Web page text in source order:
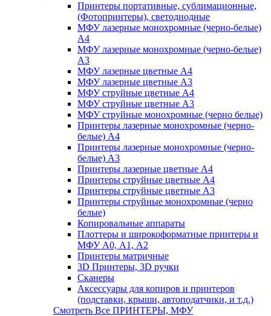
Принтеры портативные, сублимационные,
(Фотопринтеры), светодиодные
МФУ лазерные монохромные (черно-белые)
A4
МФУ лазерные монохромные (черно-белые)
A3
МФУ лазерные цветные A4
МФУ лазерные цветные A3
МФУ струйные цветные A4
МФУ струйные цветные A3
МФУ струйные монохромные (черно белые)
Принтеры лазерные монохромные (черно-
белые) A4
Принтеры лазерные монохромные (черно-
белые) A3
Принтеры лазерные цветные A4
Принтеры струйные цветные A4
Принтеры струйные цветные A3
Принтеры струйные монохромные (черно
белые)
Копировальные аппараты
Плоттеры и широкоформатные принтеры и
МФУ А0, А1, А2
Принтеры матричные
3D Принтеры, 3D ручки
Сканеры
Аксессуары для копиров и принтеров
(подставки, крыши, автоподатчики, и т.д.)
Смотреть Все ПРИНТЕРЫ, МФУ